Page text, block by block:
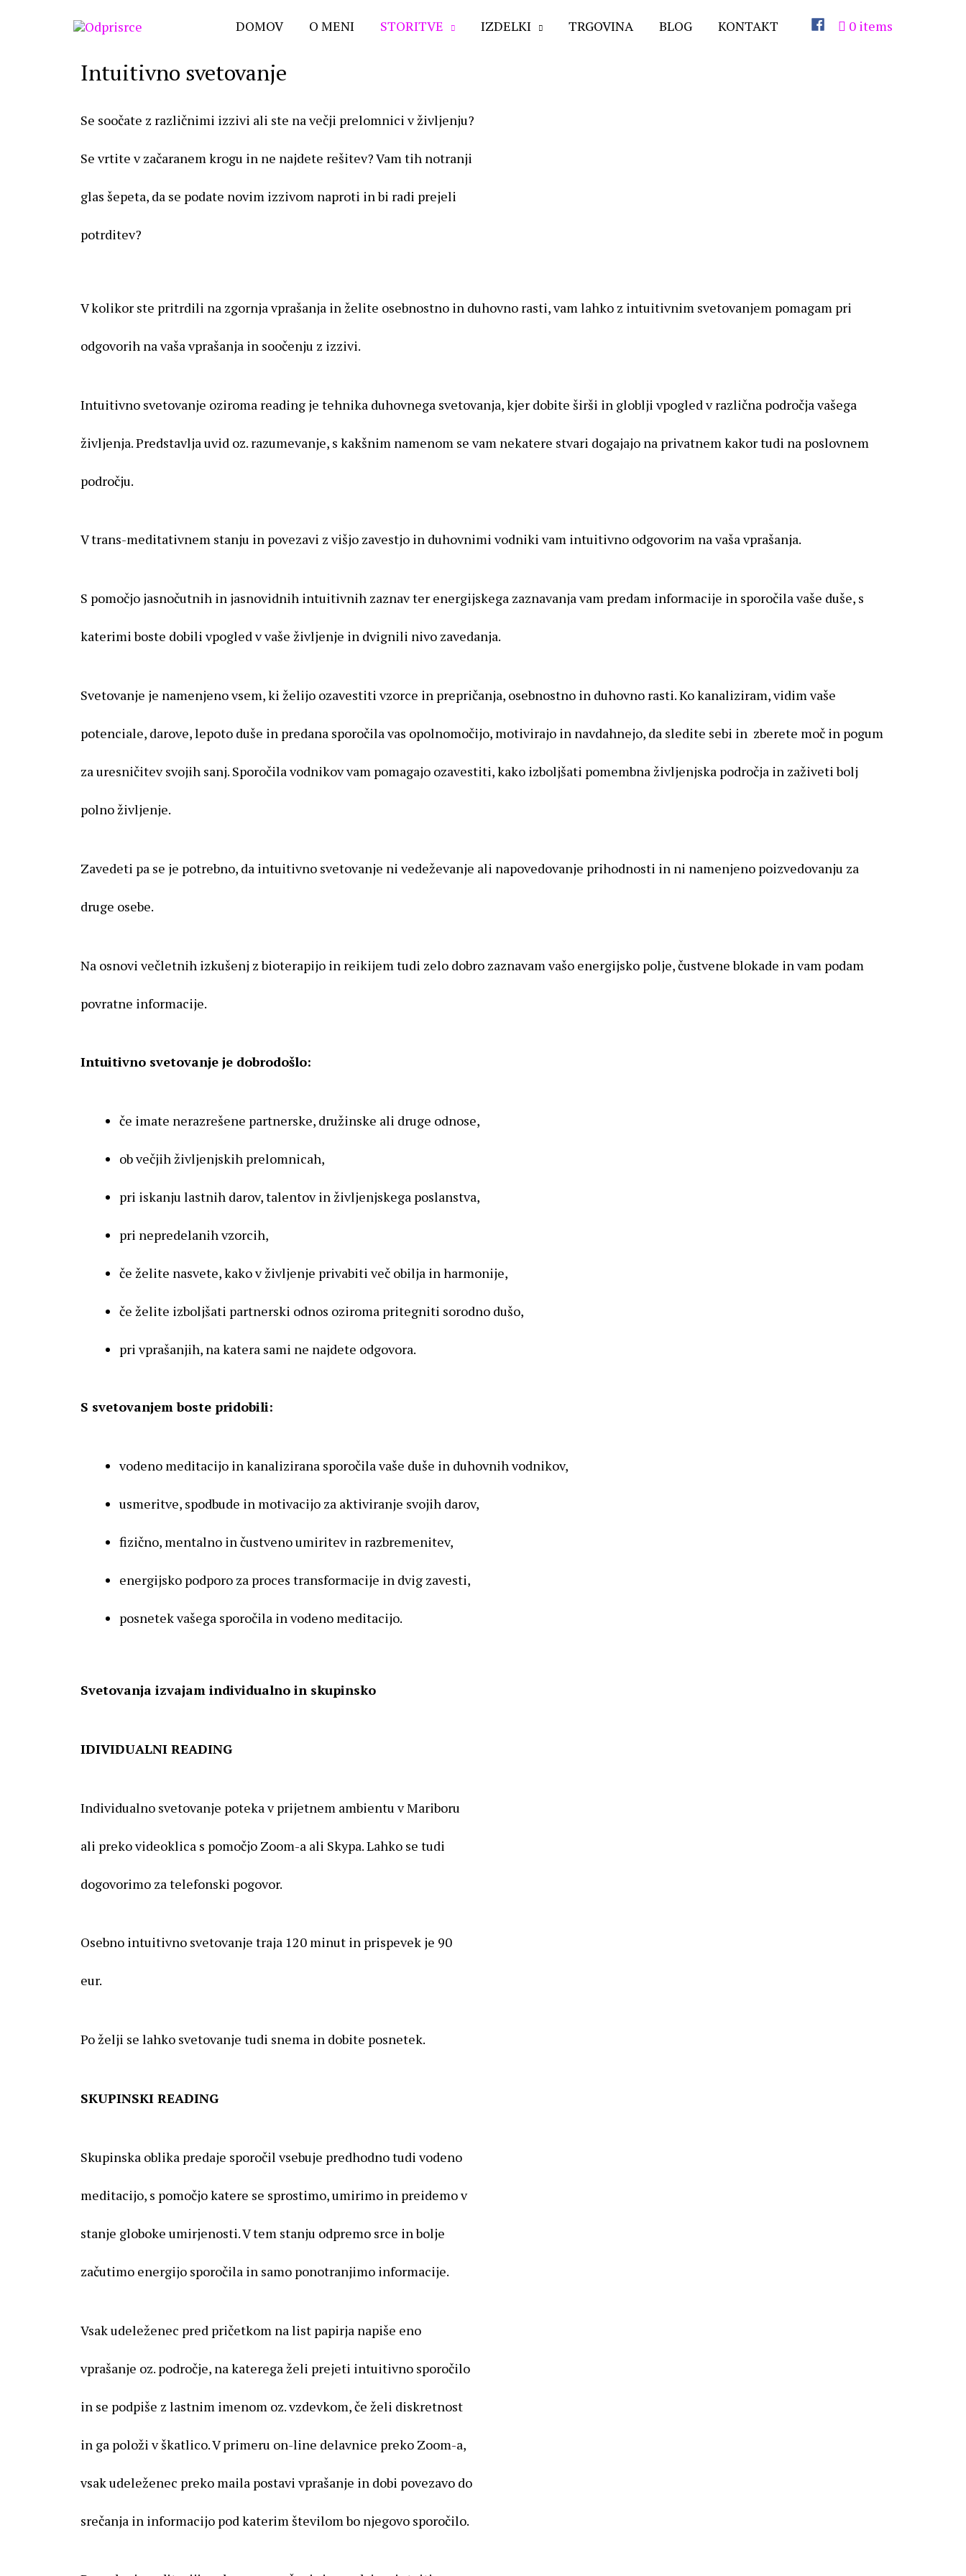
DOMOV O MENI STORITVE IZDELKI TRGOVINA BLOG KONTAKT 0 items
Intuitivno svetovanje
Se soočate z različnimi izzivi ali ste na večji prelomnici v življenju?
Se vrtite v začaranem krogu in ne najdete rešitev? Vam tih notranji
glas šepeta, da se podate novim izzivom naproti in bi radi prejeli
potrditev?
V kolikor ste pritrdili na zgornja vprašanja in želite osebnostno in duhovno rasti, vam lahko z intuitivnim svetovanjem pomagam pri
odgovorih na vaša vprašanja in soočenju z izzivi.
Intuitivno svetovanje oziroma reading je tehnika duhovnega svetovanja, kjer dobite širši in globlji vpogled v različna področja vašega
življenja. Predstavlja uvid oz. razumevanje, s kakšnim namenom se vam nekatere stvari dogajajo na privatnem kakor tudi na poslovnem
področju.
V trans-meditativnem stanju in povezavi z višjo zavestjo in duhovnimi vodniki vam intuitivno odgovorim na vaša vprašanja.
S pomočjo jasnočutnih in jasnovidnih intuitivnih zaznav ter energijskega zaznavanja vam predam informacije in sporočila vaše duše, s
katerimi boste dobili vpogled v vaše življenje in dvignili nivo zavedanja.
Svetovanje je namenjeno vsem, ki želijo ozavestiti vzorce in prepričanja, osebnostno in duhovno rasti. Ko kanaliziram, vidim vaše
potenciale, darove, lepoto duše in predana sporočila vas opolnomočijo, motivirajo in navdahnejo, da sledite sebi in zberete moč in pogum
za uresničitev svojih sanj. Sporočila vodnikov vam pomagajo ozavestiti, kako izboljšati pomembna življenjska področja in zaživeti bolj
polno življenje.
Zavedeti pa se je potrebno, da intuitivno svetovanje ni vedeževanje ali napovedovanje prihodnosti in ni namenjeno poizvedovanju za
druge osebe.
Na osnovi večletnih izkušenj z bioterapijo in reikijem tudi zelo dobro zaznavam vašo energijsko polje, čustvene blokade in vam podam
povratne informacije.
Intuitivno svetovanje je dobrodošlo:
če imate nerazrešene partnerske, družinske ali druge odnose,
ob večjih življenjskih prelomnicah,
pri iskanju lastnih darov, talentov in življenjskega poslanstva,
pri nepredelanih vzorcih,
če želite nasvete, kako v življenje privabiti več obilja in harmonije,
če želite izboljšati partnerski odnos oziroma pritegniti sorodno dušo,
pri vprašanjih, na katera sami ne najdete odgovora.
S svetovanjem boste pridobili:
vodeno meditacijo in kanalizirana sporočila vaše duše in duhovnih vodnikov,
usmeritve, spodbude in motivacijo za aktiviranje svojih darov,
fizično, mentalno in čustveno umiritev in razbremenitev,
energijsko podporo za proces transformacije in dvig zavesti,
posnetek vašega sporočila in vodeno meditacijo.
Svetovanja izvajam individualno in skupinsko
IDIVIDUALNI READING
Individualno svetovanje poteka v prijetnem ambientu v Mariboru
ali preko videoklica s pomočjo Zoom-a ali Skypa. Lahko se tudi
dogovorimo za telefonski pogovor.
Osebno intuitivno svetovanje traja 120 minut in prispevek je 90
eur.
Po želji se lahko svetovanje tudi snema in dobite posnetek.
SKUPINSKI READING
Skupinska oblika predaje sporočil vsebuje predhodno tudi vodeno
meditacijo, s pomočjo katere se sprostimo, umirimo in preidemo v
stanje globoke umirjenosti. V tem stanju odpremo srce in bolje
začutimo energijo sporočila in samo ponotranjimo informacije.
Vsak udeleženec pred pričetkom na list papirja napiše eno
vprašanje oz. področje, na katerega želi prejeti intuitivno sporočilo
in se podpiše z lastnim imenom oz. vzdevkom, če želi diskretnost
in ga položi v škatlico. V primeru on-line delavnice preko Zoom-a,
vsak udeleženec preko maila postavi vprašanje in dobi povezavo do
srečanja in informacijo pod katerim številom bo njegovo sporočilo.